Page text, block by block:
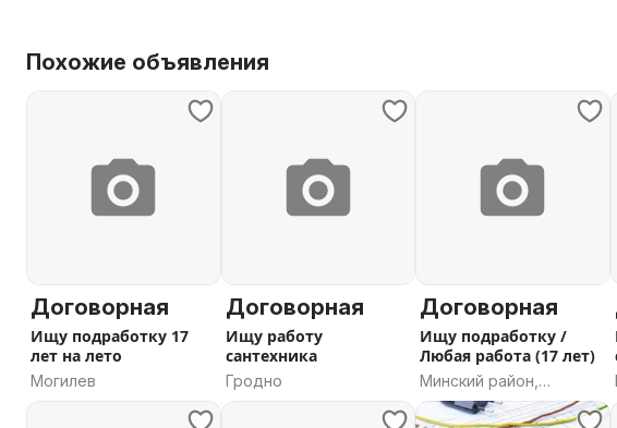
Похожие объявления
Договорная
Ищу подработку 17
лет на лето
Могилев
Договорная
Ищу работу
сантехника
Гродно
Договорная
Ищу подработку /
Любая работа (17 лет)
Минский район,
Минская область